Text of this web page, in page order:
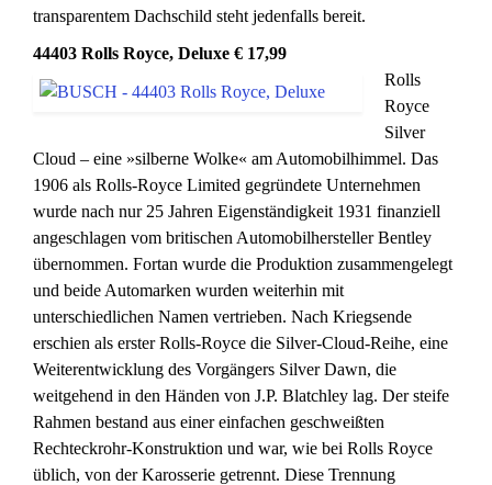
transparentem Dachschild steht jedenfalls bereit.
44403 Rolls Royce, Deluxe € 17,99
Rolls
Royce
Silver
Cloud – eine »silberne Wolke« am Automobilhimmel. Das
1906 als Rolls-Royce Limited gegründete Unternehmen
wurde nach nur 25 Jahren Eigenständigkeit 1931 finanziell
angeschlagen vom britischen Automobilhersteller Bentley
übernommen. Fortan wurde die Produktion zusammengelegt
und beide Automarken wurden weiterhin mit
unterschiedlichen Namen vertrieben. Nach Kriegsende
erschien als erster Rolls-Royce die Silver-Cloud-Reihe, eine
Weiterentwicklung des Vorgängers Silver Dawn, die
weitgehend in den Händen von J.P. Blatchley lag. Der steife
Rahmen bestand aus einer einfachen geschweißten
Rechteckrohr-Konstruktion und war, wie bei Rolls Royce
üblich, von der Karosserie getrennt. Diese Trennung